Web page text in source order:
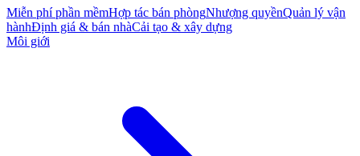
Miễn phí phần mềmHợp tác bán phòngNhượng quyềnQuản lý vận
hànhĐịnh giá & bán nhàCải tạo & xây dựng
Môi giới